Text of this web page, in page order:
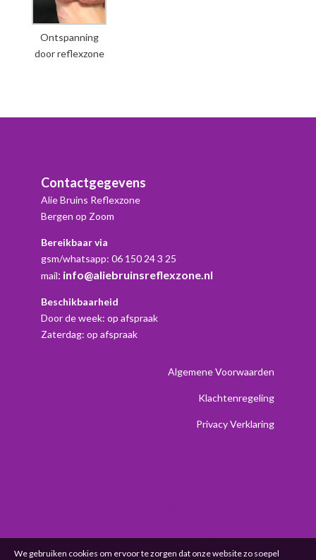
Ontspanning
door reflexzone
Contactgegevens
Alie Bruins Reflexzone
Bergen op Zoom
Bereikbaar via
gsm/whatsapp: 06 150 24 3 25
mail: info@aliebruinsreflexzone.nl
Beschikbaarheid
Door de week: op afspraak
Zaterdag: op afspraak
Algemene Voorwaarden
Klachtenregeling
Privacy Verklaring
We gebruiken cookies om ervoor te zorgen dat onze website zo soepel